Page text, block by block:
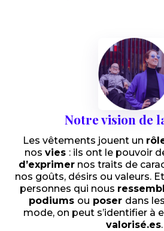
Notre vision de
Les vêtements jouent un
nos vies : ils ont le pouvoir
d’exprimernos traits de
nos goûts, désirs ou valeurs.
personnes qui nous
podiums ou poser dans les
mode, on peut s’identifier à
valorisé.es.